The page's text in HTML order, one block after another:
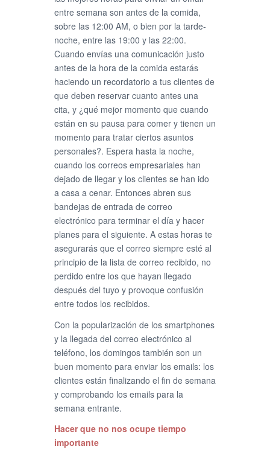
entre semana son antes de la comida,
sobre las 12:00 AM, o bien por la tarde-
noche, entre las 19:00 y las 22:00.
Cuando envías una comunicación justo
antes de la hora de la comida estarás
haciendo un recordatorio a tus clientes de
que deben reservar cuanto antes una
cita, y ¿qué mejor momento que cuando
están en su pausa para comer y tienen un
momento para tratar ciertos asuntos
personales?. Espera hasta la noche,
cuando los correos empresariales han
dejado de llegar y los clientes se han ido
a casa a cenar. Entonces abren sus
bandejas de entrada de correo
electrónico para terminar el día y hacer
planes para el siguiente. A estas horas te
asegurarás que el correo siempre esté al
principio de la lista de correo recibido, no
perdido entre los que hayan llegado
después del tuyo y provoque confusión
entre todos los recibidos.
Con la popularización de los smartphones
y la llegada del correo electrónico al
teléfono, los domingos también son un
buen momento para enviar los emails: los
clientes están finalizando el fin de semana
y comprobando los emails para la
semana entrante.
Hacer que no nos ocupe tiempo
importante